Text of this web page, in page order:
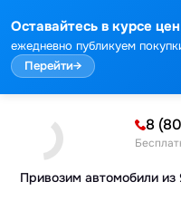
Оставайтесь в курсе цен
ежедневно публикуем
Перейти→
Привозим автомобили из
8